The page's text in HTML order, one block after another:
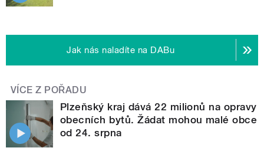
Jak nás naladíte na DABu
VÍCE Z POŘADU
Plzeňský kraj dává 22 milionů na opravy
obecních bytů. Žádat mohou malé obce
od 24. srpna